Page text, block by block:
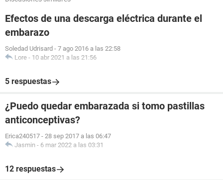
Efectos de una descarga eléctrica durante el
embarazo
Soledad Udrisard - 7 ago 2016 a las 22:58
Lore - 10 abr 2021 a las 21:56
5 respuestas
¿Puedo quedar embarazada si tomo pastillas
anticonceptivas?
Erica240517 - 28 sep 2017 a las 06:47
Jasmin - 6 mar 2022 a las 03:31
12 respuestas